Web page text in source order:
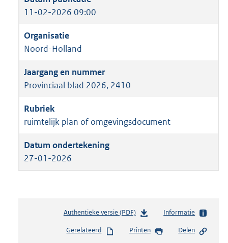
11-02-2026 09:00
Noord-Holland
Provinciaal blad 2026, 2410
ruimtelijk plan of omgevingsdocument
27-01-2026
Authentieke versie (PDF)b
s
Informatie
Gerelateerd Printen Delen